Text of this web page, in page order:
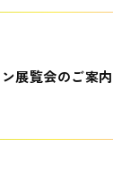
展覧会のご案内